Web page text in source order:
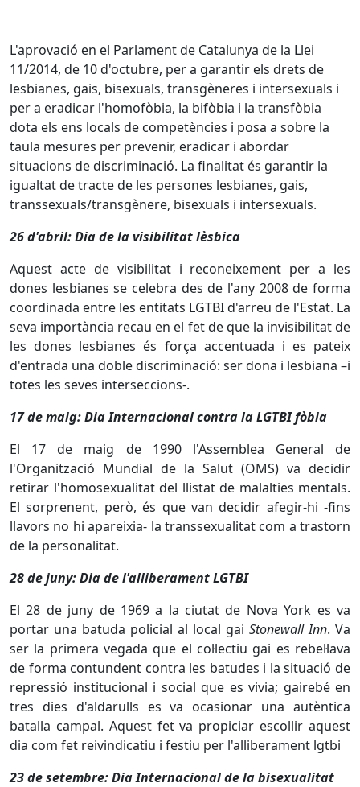
L'aprovació en el Parlament de Catalunya de la Llei
11/2014, de 10 d'octubre, per a garantir els drets de
lesbianes, gais, bisexuals, transgèneres i intersexuals i
per a eradicar l'homofòbia, la bifòbia i la transfòbia
dota els ens locals de competències i posa a sobre la
taula mesures per prevenir, eradicar i abordar
situacions de discriminació. La finalitat és garantir la
igualtat de tracte de les persones lesbianes, gais,
transsexuals/transgènere, bisexuals i intersexuals.
26 d'abril: Dia de la visibilitat lèsbica
Aquest acte de visibilitat i reconeixement per a les
dones lesbianes se celebra des de l'any 2008 de forma
coordinada entre les entitats LGTBI d'arreu de l'Estat. La
seva importància recau en el fet de que la invisibilitat de
les dones lesbianes és força accentuada i es pateix
d'entrada una doble discriminació: ser dona i lesbiana –i
totes les seves interseccions-.
17 de maig: Dia Internacional contra la LGTBI fòbia
El 17 de maig de 1990 l'Assemblea General de
l'Organització Mundial de la Salut (OMS) va decidir
retirar l'homosexualitat del llistat de malalties mentals.
El sorprenent, però, és que van decidir afegir-hi -fins
llavors no hi apareixia- la transsexualitat com a trastorn
de la personalitat.
28 de juny: Dia de l'alliberament LGTBI
El 28 de juny de 1969 a la ciutat de Nova York es va
portar una batuda policial al local gai Stonewall Inn. Va
ser la primera vegada que el col·lectiu gai es rebel·lava
de forma contundent contra les batudes i la situació de
repressió institucional i social que es vivia; gairebé en
tres dies d'aldarulls es va ocasionar una autèntica
batalla campal. Aquest fet va propiciar escollir aquest
dia com fet reivindicatiu i festiu per l'alliberament lgtbi
23 de setembre: Dia Internacional de la bisexualitat